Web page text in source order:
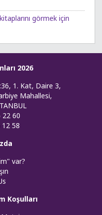
görmek için
2026
1. Kat, Daire 3,
Mahallesi,
22 60
12 58
var?
Koşulları